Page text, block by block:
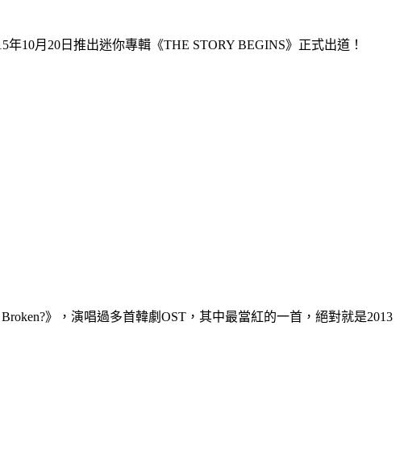
10月20日推出迷你專輯《THE STORY BEGINS》正式出道！
》，演唱過多首韓劇OST，其中最當紅的一首，絕對就是2013